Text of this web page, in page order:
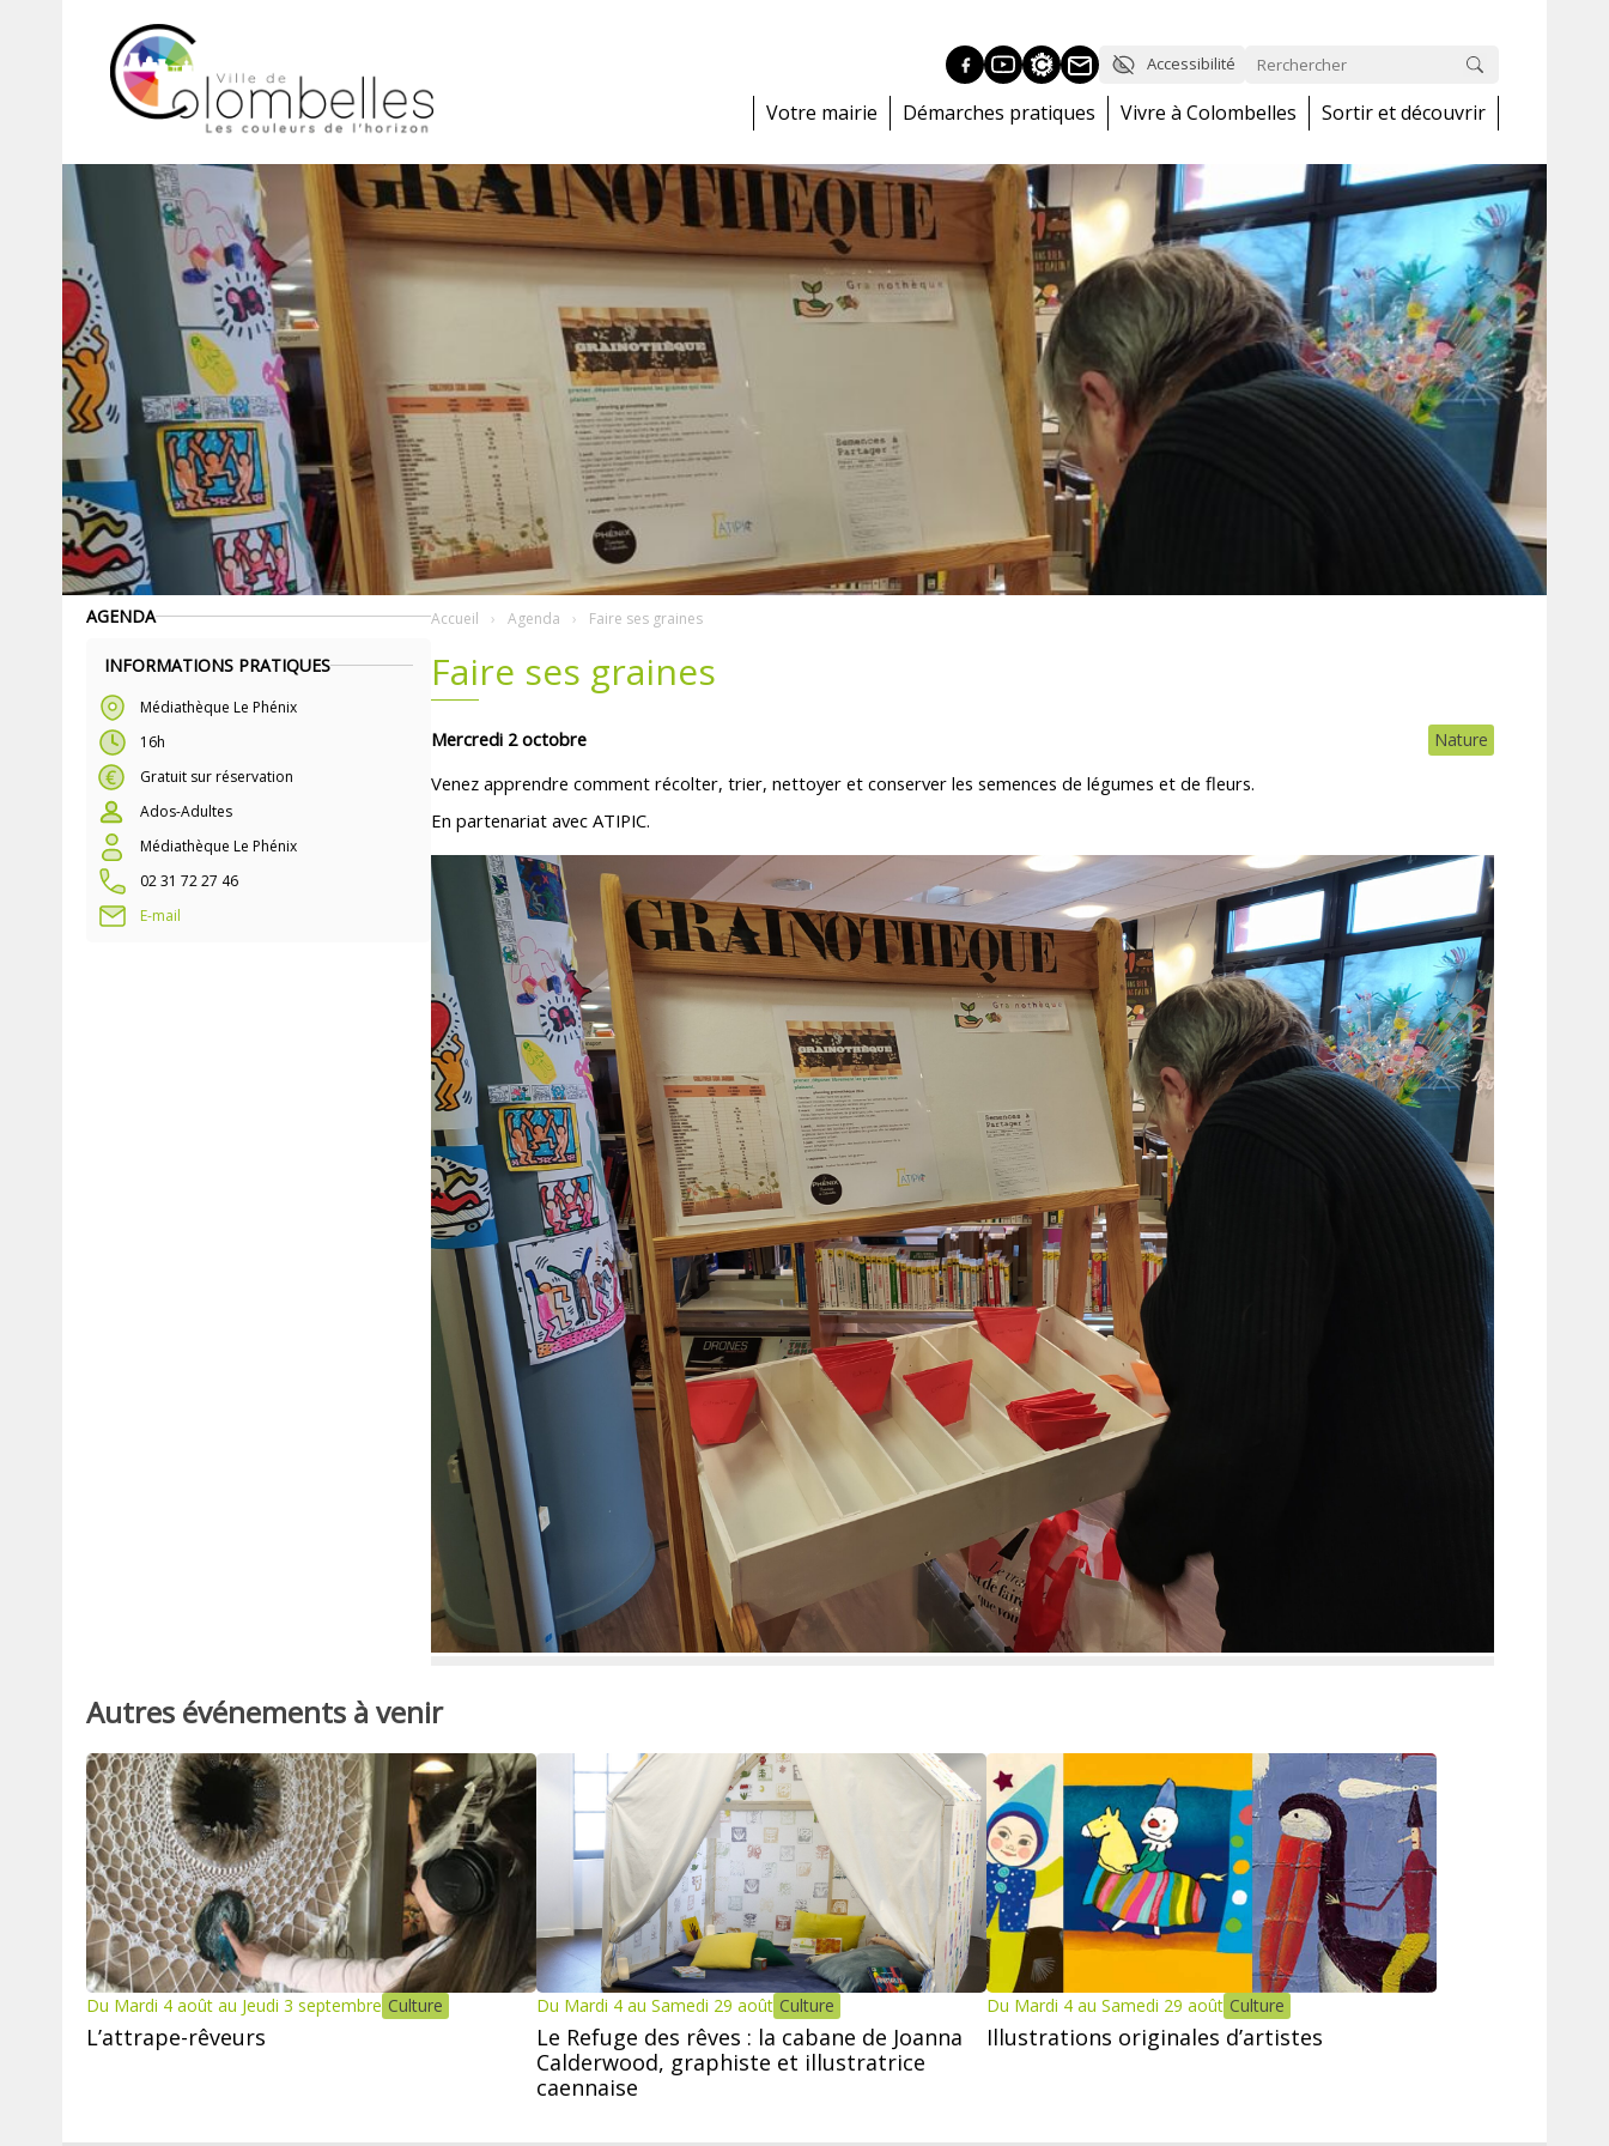
Accessibilité
Votre mairie Démarches pratiques Vivre à Colombelles Sortir et découvrir
AGENDA
INFORMATIONS PRATIQUES
Médiathèque Le Phénix
16h
Gratuit sur réservation
Ados-Adultes
Médiathèque Le Phénix
02 31 72 27 46
E-mail
Accueil Agenda Faire ses graines
Faire ses graines
Mercredi 2 octobre Nature
Venez apprendre comment récolter, trier, nettoyer et conserver les semences de légumes et de fleurs.
En partenariat avec ATIPIC.
Autres événements à venir
Du Mardi 4 août au Jeudi 3 septembre Culture
L’attrape-rêveurs
Du Mardi 4 au Samedi 29 août Culture
Le Refuge des rêves : la cabane de Joanna
Calderwood, graphiste et illustratrice
caennaise
Du Mardi 4 au Samedi 29 août Culture
Illustrations originales d’artistes